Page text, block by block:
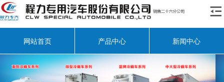

网站首页 产品中心 新闻中心